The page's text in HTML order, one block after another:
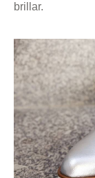
brillar.